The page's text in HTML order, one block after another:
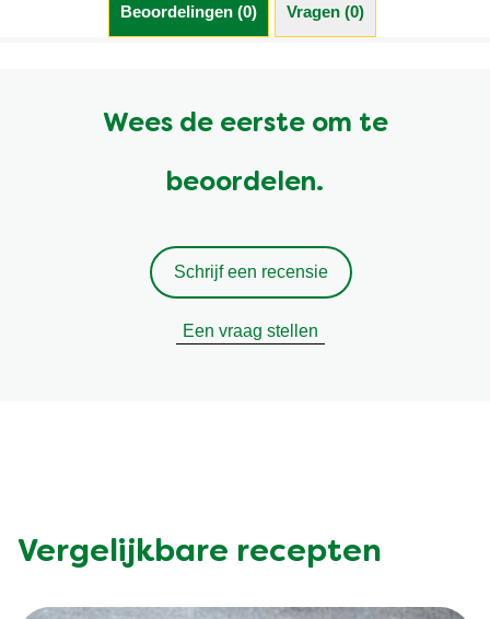
Beoordelingen (0) Vragen (0)
Wees de eerste om te
beoordelen.
Schrijf een recensie
Een vraag stellen
Vergelijkbare recepten